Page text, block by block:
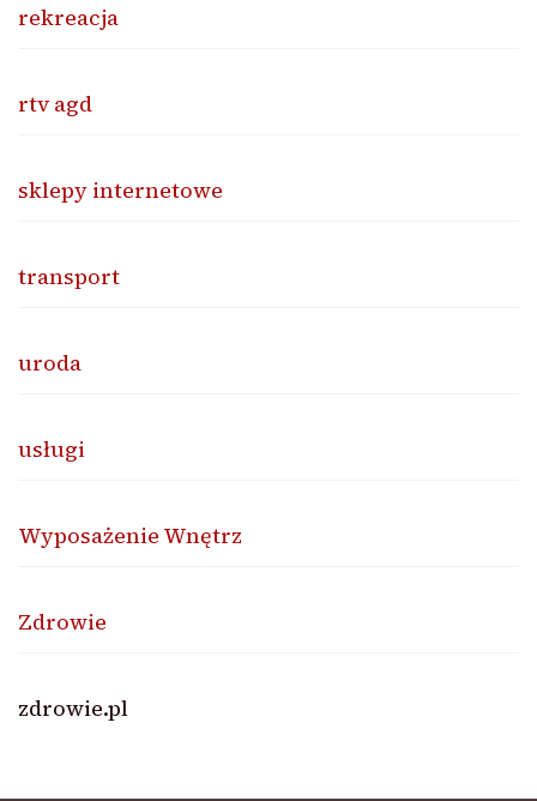
rekreacja
rtv agd
sklepy internetowe
transport
uroda
usługi
Wyposażenie Wnętrz
Zdrowie
zdrowie.pl